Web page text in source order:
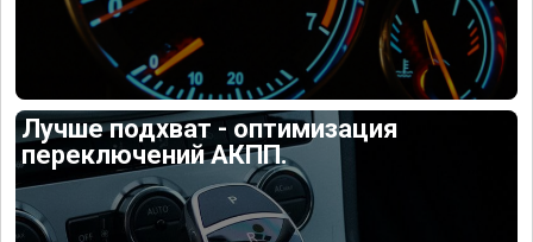
Лучше подхват - оптимизация
переключений АКПП.